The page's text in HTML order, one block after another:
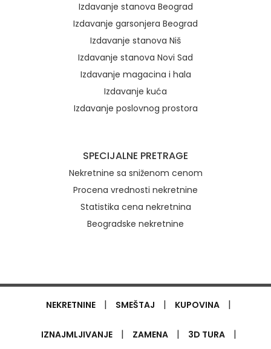
Izdavanje stanova Beograd
Izdavanje garsonjera Beograd
Izdavanje stanova Niš
Izdavanje stanova Novi Sad
Izdavanje magacina i hala
Izdavanje kuća
Izdavanje poslovnog prostora
SPECIJALNE PRETRAGE
Nekretnine sa sniženom cenom
Procena vrednosti nekretnine
Statistika cena nekretnina
Beogradske nekretnine
NEKRETNINE | SMEŠTAJ | KUPOVINA |
IZNAJMLJIVANJE | ZAMENA | 3D TURA |